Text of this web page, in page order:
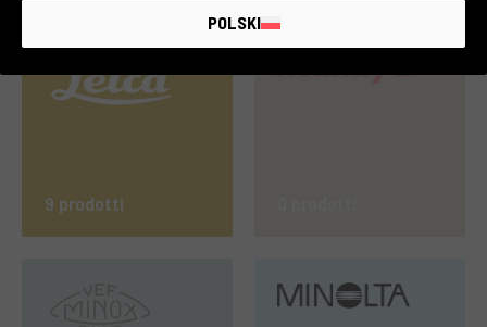
9 prodotti
POLSKI